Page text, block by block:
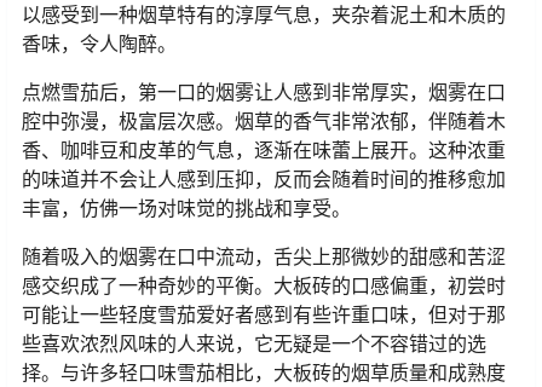
以感受到一种烟草特有的淳厚气息，夹杂着泥土和木质的
香味，令人陶醉。
点燃雪茄后，第一口的烟雾让人感到非常厚实，烟雾在口
腔中弥漫，极富层次感。烟草的香气非常浓郁，伴随着木
香、咖啡豆和皮革的气息，逐渐在味蕾上展开。这种浓重
的味道并不会让人感到压抑，反而会随着时间的推移愈加
丰富，仿佛一场对味觉的挑战和享受。
随着吸入的烟雾在口中流动，舌尖上那微妙的甜感和苦涩
感交织成了一种奇妙的平衡。大板砖的口感偏重，初尝时
可能让一些轻度雪茄爱好者感到有些许重口味，但对于那
些喜欢浓烈风味的人来说，它无疑是一个不容错过的选
择。与许多轻口味雪茄相比，大板砖的烟草质量和成熟度